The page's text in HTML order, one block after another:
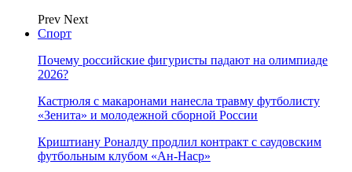
Prev Next
Спорт
Почему российские фигуристы падают на олимпиаде
2026?
Кастрюля с макаронами нанесла травму футболисту
«Зенита» и молодежной сборной России
Криштиану Роналду продлил контракт с саудовским
футбольным клубом «Ан-Наср»